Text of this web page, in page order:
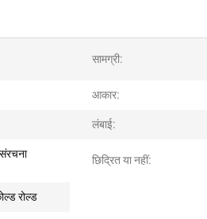
सामग्री:
आकार:
लंबाई:
छिद्रित या नहीं:
रोल्ड